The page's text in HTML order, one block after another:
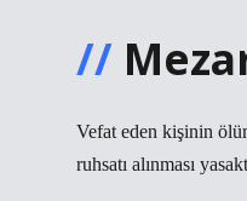
Vefat eden kişinin
ruhsatı alınması